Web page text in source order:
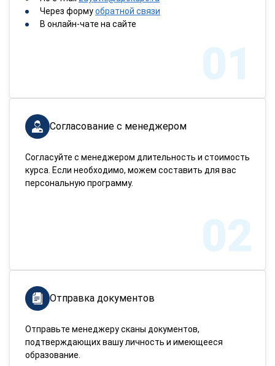
Через формуобратной связи
В онлайн-чате на сайте
01
Согласование с менеджером
Согласуйте с менеджером длительность и стоимость
курса. Если необходимо, можем составить для вас
персональную программу.
02
Отправка документов
Отправьте менеджеру сканы документов,
подтверждающих вашу личность и имеющееся
образование.